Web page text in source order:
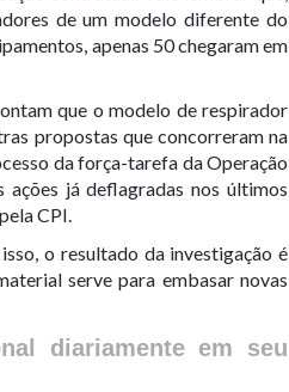
de um modelo diferente do
apenas 50 chegaram em
que o modelo de respirador
propostas que concorreram na
da força-tarefa da Operação
já deflagradas nos últimos
CPI.
o resultado da investigação é
serve para embasar novas
diariamente em seu